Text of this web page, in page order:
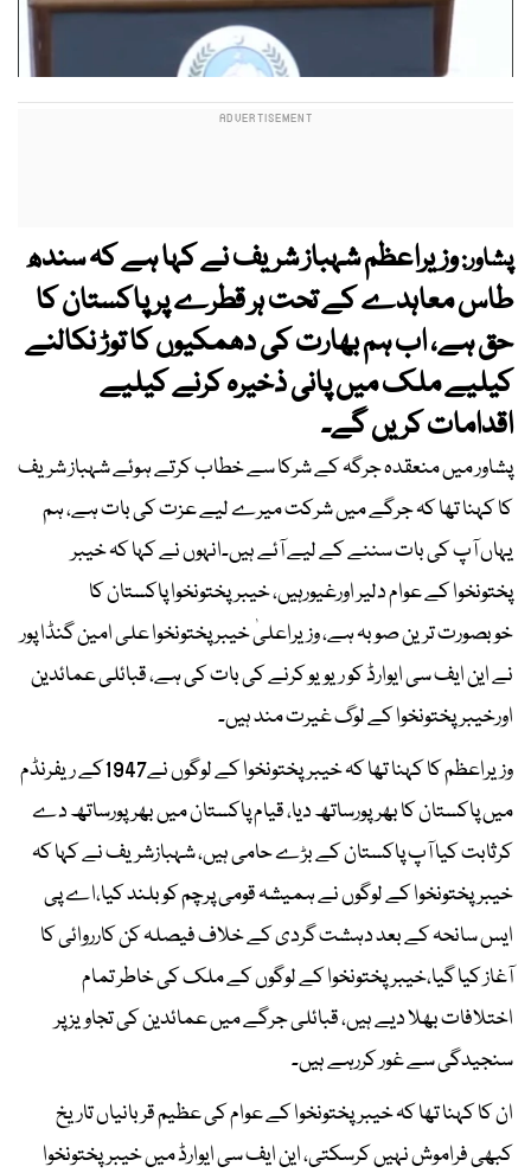
پشاور:وزیراعظم شہباز شریف نے کہا ہے کہ سندھ
طاس معاہدے کے تحت ہر قطرے پر پاکستان کا
حق ہے، اب ہم بھارت کی دھمکیوں کا توڑ نکالنے
کیلیے ملک میں پانی ذخیرہ کرنے کیلیے
اقدامات کریں گے۔
پشاور میں منعقدہ جرگہ کے شرکا سے خطاب کرتے ہوئے شہباز شریف
کا کہنا تھا کہ جرگے میں شرکت میرے لیے عزت کی بات ہے، ہم
یہاں آپ کی بات سننے کے لیے آئے ہیں۔انہوں نے کہا کہ خیبر
پختونخوا کے عوام دلیر اورغیورہیں، خیبرپختونخوا پاکستان کا
خوبصورت ترین صوبہ ہے، وزیراعلیٰ خیبر پختونخوا علی امین گنڈا پور
نے این ایف سی ایوارڈ کو ریویو کرنے کی بات کی ہے، قبائلی عمائدین
اورخیبرپختونخوا کے لوگ غیرت مند ہیں۔
وزیراعظم کا کہنا تھا کہ خیبرپختونخوا کے لوگوں نے1947کے ریفرنڈم
میں پاکستان کا بھرپورساتھ دیا، قیام پاکستان میں بھرپورساتھ دے
کرثابت کیا آپ پاکستان کے بڑے حامی ہیں، شہبازشریف نے کہا کہ
خیبرپختونخوا کے لوگوں نے ہمیشہ قومی پرچم کو بلند کیا،اے پی
ایس سانحہ کے بعد دہشت گردی کے خلاف فیصلہ کن کارروائی کا
آغاز کیا گیا،خیبرپختونخوا کے لوگوں کے ملک کی خاطر تمام
اختلافات بھلا دیے ہیں، قبائلی جرگے میں عمائدین کی تجاویز پر
سنجیدگی سے غور کررہے ہیں۔
ان کا کہنا تھا کہ خیبرپختونخوا کے عوام کی عظیم قربانیاں تاریخ
کبھی فراموش نہیں کرسکتی، این ایف سی ایوارڈ میں خیبرپختونخوا